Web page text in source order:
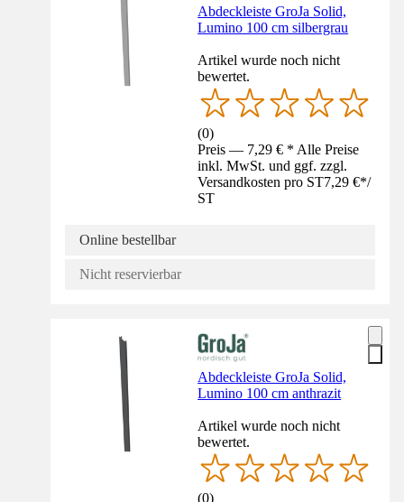
Abdeckleiste GroJa Solid,
Lumino 100 cm silbergrau
Artikel wurde noch nicht
bewertet.
(0)
Preis — 7,29 € * Alle Preise
inkl. MwSt. und ggf. zzgl.
Versandkosten pro ST7,29 €*/
ST
Online bestellbar
Nicht reservierbar
Abdeckleiste GroJa Solid,
Lumino 100 cm anthrazit
Artikel wurde noch nicht
bewertet.
(0)